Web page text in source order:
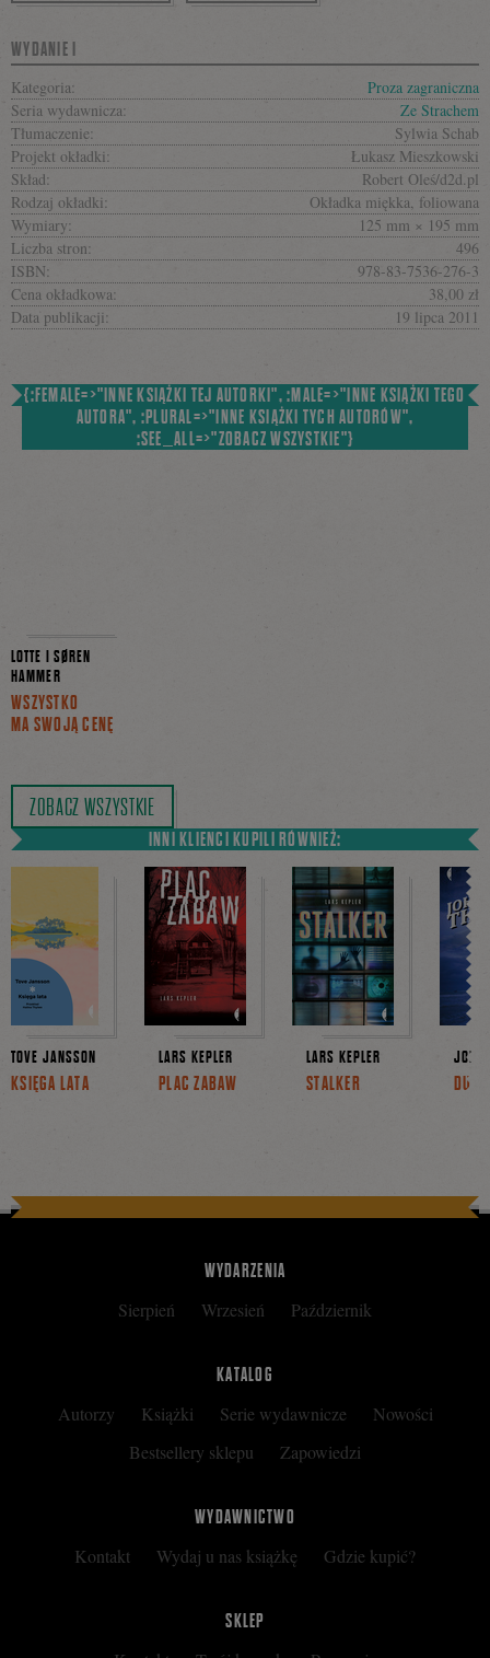
WYDANIE I
Kategoria:
Proza zagraniczna
Seria wydawnicza:
Ze Strachem
Tłumaczenie:
Sylwia Schab
Projekt okładki:
Łukasz Mieszkowski
Skład:
Robert Oleś/d2d.pl
Rodzaj okładki:
Okładka miękka, foliowana
Wymiary:
125 mm × 195 mm
Liczba stron:
496
ISBN:
978-83-7536-276-3
Cena okładkowa:
38,00 zł
Data publikacji:
19 lipca 2011
{:FEMALE=>"INNE KSIĄŻKI TEJ AUTORKI", :MALE=>"INNE KSIĄŻKI TEGO
AUTORA", :PLURAL=>"INNE KSIĄŻKI TYCH AUTORÓW",
:SEE_ALL=>"ZOBACZ WSZYSTKIE"}
LOTTE I SØREN
HAMMER
WSZYSTKO
MA SWOJĄ CENĘ
ZOBACZ WSZYSTKIE
INNI KLIENCI KUPILI RÓWNIEŻ:
TOVE JANSSON
KSIĘGA LATA
LARS KEPLER
PLAC ZABAW
LARS KEPLER
STALKER
WYDARZENIA
Sierpień Wrzesień Październik
KATALOG
Autorzy Książki Serie wydawnicze
Nowości
Bestsellery sklepu
Zapowiedzi
WYDAWNICTWO
Kontakt Wydaj u nas książkę Gdzie kupić?
SKLEP